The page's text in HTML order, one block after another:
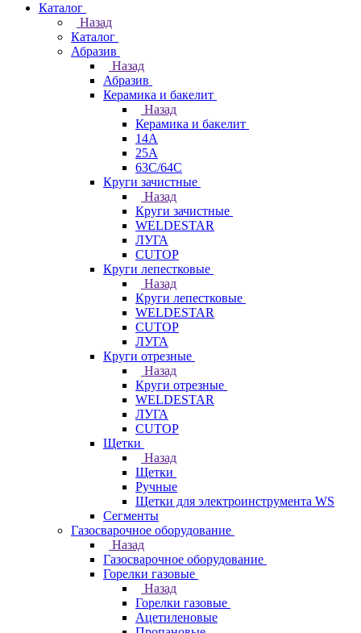
Каталог
Назад
Каталог
Абразив
Назад
Абразив
Керамика и бакелит
Назад
Керамика и бакелит
14А
25А
63С/64С
Круги зачистные
Назад
Круги зачистные
WELDESTAR
ЛУГА
CUTOP
Круги лепестковые
Назад
Круги лепестковые
WELDESTAR
CUTOP
ЛУГА
Круги отрезные
Назад
Круги отрезные
WELDESTAR
ЛУГА
CUTOP
Щетки
Назад
Щетки
Ручные
Щетки для электроинструмента WS
Сегменты
Газосварочное оборудование
Назад
Газосварочное оборудование
Горелки газовые
Назад
Горелки газовые
Ацетиленовые